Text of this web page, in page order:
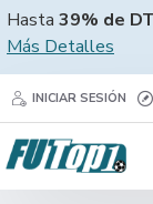
Hasta 39% de
Más Detalles
INICIAR SESIÓN